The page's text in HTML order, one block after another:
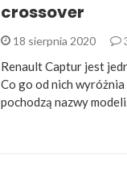
crossover
18 sierpnia 2020
Renault Captur jest
Co go od nich
pochodzą nazwy